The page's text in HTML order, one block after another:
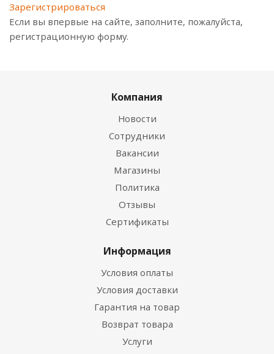
Зарегистрироваться
Если вы впервые на сайте, заполните, пожалуйста,
регистрационную форму.
Компания
Новости
Сотрудники
Вакансии
Магазины
Политика
Отзывы
Сертификаты
Информация
Условия оплаты
Условия доставки
Гарантия на товар
Возврат товара
Услуги